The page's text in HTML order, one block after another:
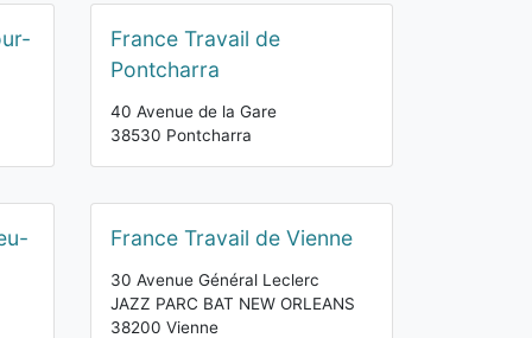
France Travail de
Pontcharra
40 Avenue de la Gare
38530 Pontcharra
France Travail de Vienne
30 Avenue Général Leclerc
JAZZ PARC BAT NEW ORLEANS
38200 Vienne